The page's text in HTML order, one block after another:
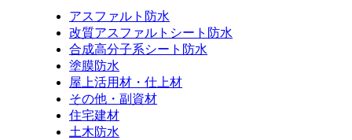
アスファルト防水
改質アスファルトシート防水
合成高分子系シート防水
塗膜防水
屋上活用材・仕上材
その他・副資材
住宅建材
土木防水